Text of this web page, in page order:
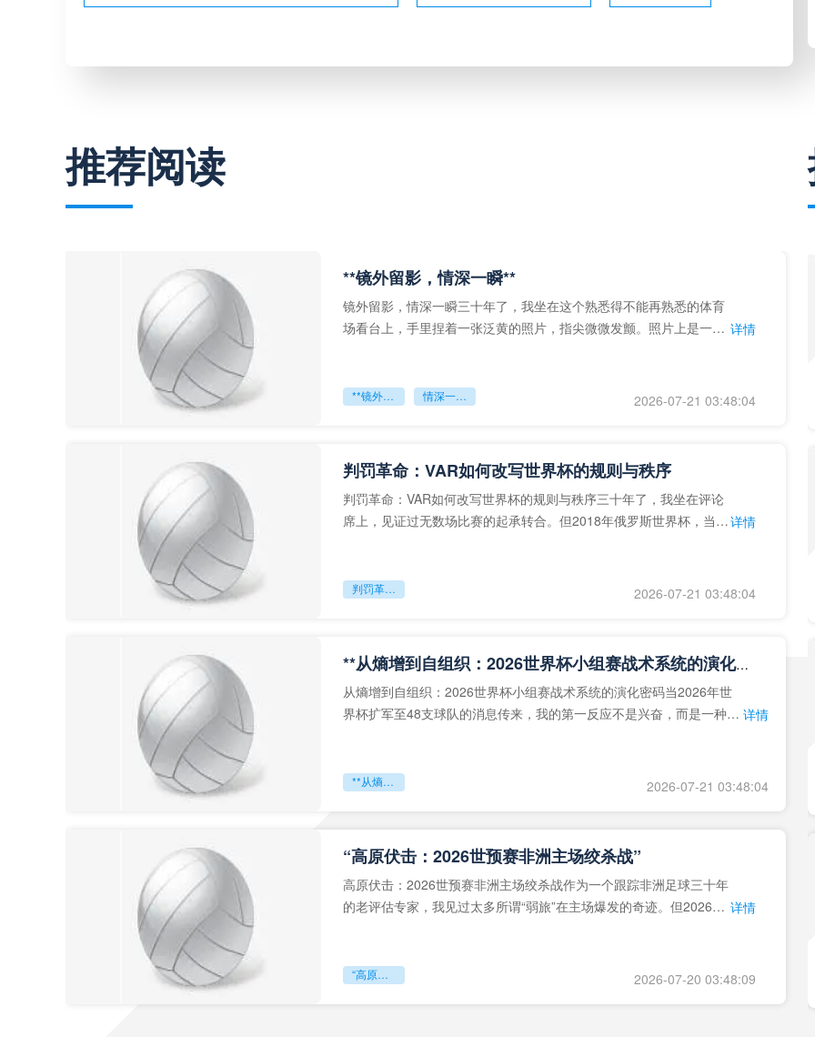
推荐阅读
**镜外留影，情深一瞬**
镜外留影，情深一瞬三十年了，我坐在这个熟悉得不能再熟悉的体育
场看台上，手里捏着一张泛黄的照片，指尖微微发颤。照片上是一个 详情
**镜外留影 情深一瞬** 2026-07-21 03:48:04
判罚革命：VAR如何改写世界杯的规则与秩序
判罚革命：VAR如何改写世界杯的规则与秩序三十年了，我坐在评论
席上，见证过无数场比赛的起承转合。但2018年俄罗斯世界杯，当
详情
判罚革命：VAR如何改写世界杯的规则与秩序 2026-07-21 03:48:04
**从熵增到自组织：2026世界杯小组赛战术系统的演化密码**
从熵增到自组织：2026世界杯小组赛战术系统的演化密码当2026年世
界杯扩军至48支球队的消息传来，我的第一反应不是兴奋，而是一种深 详情
**从熵增到自组织：2026世界杯小组赛战术系统的演化密码** 2026-07-21 03:48:04
“高原伏击：2026世预赛非洲主场绞杀战”
高原伏击：2026世预赛非洲主场绞杀战作为一个跟踪非洲足球三十年
的老评估专家，我见过太多所谓“弱旅”在主场爆发的奇迹。但2026年 详情
“高原伏击：2026世预赛非洲主场绞杀战” 2026-07-20 03:48:09